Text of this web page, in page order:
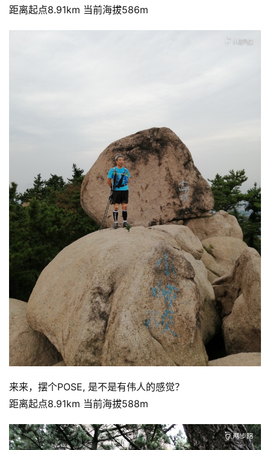
距离起点8.91km 当前海拔586m
来来，摆个POSE, 是不是有伟人的感觉？
距离起点8.91km 当前海拔588m